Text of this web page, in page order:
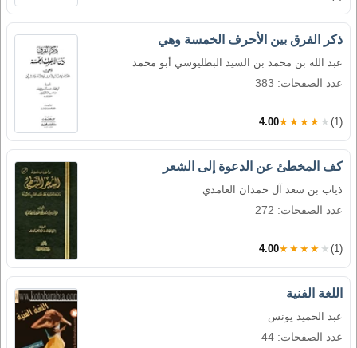
ذكر الفرق بين الأحرف الخمسة وهي
عبد الله بن محمد بن السيد البطليوسي أبو محمد
عدد الصفحات: 383
4.00★★★★★ (1)
كف المخطئ عن الدعوة إلى الشعر
ذياب بن سعد آل حمدان الغامدي
عدد الصفحات: 272
4.00★★★★★ (1)
اللغة الفنية
عبد الحميد يونس
عدد الصفحات: 44